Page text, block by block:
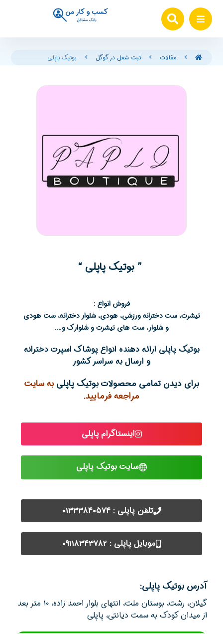
مقالات ثبت شغل در گوگل بوتیک پاپلی
” بوتیک پاپلی “
فروش انواع :
تیشرت، ست دخترانه ورزشی، هودی، شلوار دخترانه، ست هودی
و شلوار، ست های تیشرت و شلوارک و….
بوتیک پاپلی ارائه دهنده انواع پوشاک اسپرت دخترانه
و ارسال به سراسر کشور
برای دیدن تمامی محصولات بوتیک پاپلیبه سایت
مراجعه فرمایید.
اینستاگرام پاپلی
سایت بوتیک پاپلی
تلفن پاپلی : ۰۱۳۳۳۸۴۰۵۷۴
موبایل پاپلی : ۰۹۱۱۸۳۴۳۷۸۲
آدرس بوتیک پاپلی:
گیلان، رشت، بوستان ملت، انتهای بلوار احمد زاده، ۱۰ متر بعد
از میدان کودک به سمت دیانتی، پاپلی